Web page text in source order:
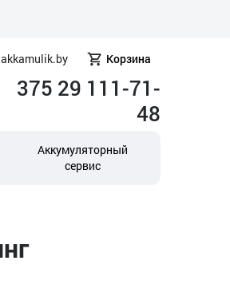
Корзина
375 29 111-71-
48
Аккумуляторный
сервис